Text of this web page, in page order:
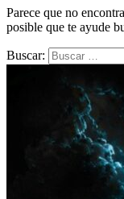
Parece que no
posible que te ayude
Buscar: